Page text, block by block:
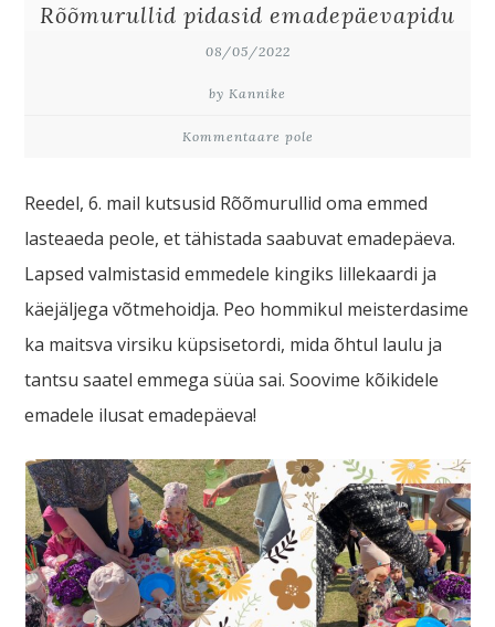
Rõõmurullid pidasid emadepäevapidu
08/05/2022
by Kannike
Kommentaare pole
Reedel, 6. mail kutsusid Rõõmurullid oma emmed
lasteaeda peole, et tähistada saabuvat emadepäeva.
Lapsed valmistasid emmedele kingiks lillekaardi ja
käejäljega võtmehoidja. Peo hommikul meisterdasime
ka maitsva virsiku küpsisetordi, mida õhtul laulu ja
tantsu saatel emmega süüa sai. Soovime kõikidele
emadele ilusat emadepäeva!